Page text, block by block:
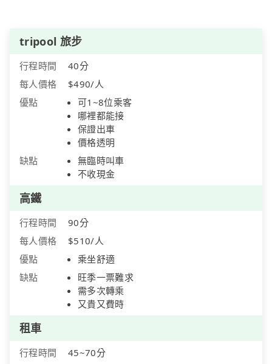
tripool 旅步
行程時間
40分
每人價格
$490/人
優點
可1~8位乘客
哪裡都能接
保證出車
價格透明
缺點
無臨時叫車
不收現金
高鐵
行程時間
90分
每人價格
$510/人
優點
乘坐舒適
缺點
旺季一票難求
需多次轉乘
又貴又費時
租車
行程時間
45~70分